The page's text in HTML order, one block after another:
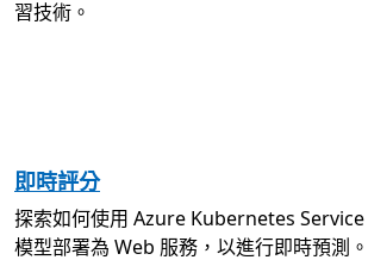
習技術。
即時評分
探索如何使用 Azure Kubernetes Service
模型部署為 Web 服務，以進行即時預測